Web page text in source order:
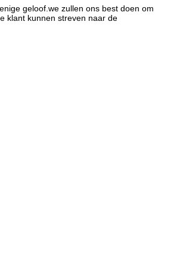
geloof.we zullen ons best doen om
klant kunnen streven naar de